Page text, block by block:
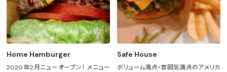
Home Hamburger
2020年2月ニューオープン！ メニュー
Safe House
ボリューム満点・雰囲気満点のアメリカ